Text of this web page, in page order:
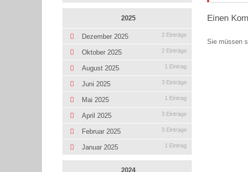
Einen
Sie müssen
2025
Dezember 2025 2 Einträge
Oktober 2025 2 Einträge
August 2025 1 Eintrag
Juni 2025 3 Einträge
Mai 2025 1 Eintrag
April 2025 3 Einträge
Februar 2025 3 Einträge
Januar 2025 1 Eintrag
2024